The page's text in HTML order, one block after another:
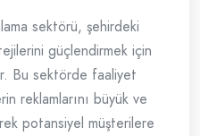
sektörü, şehirdeki
güçlendirmek için
Bu sektörde faaliyet
reklamlarını büyük ve
potansiyel müşterilere